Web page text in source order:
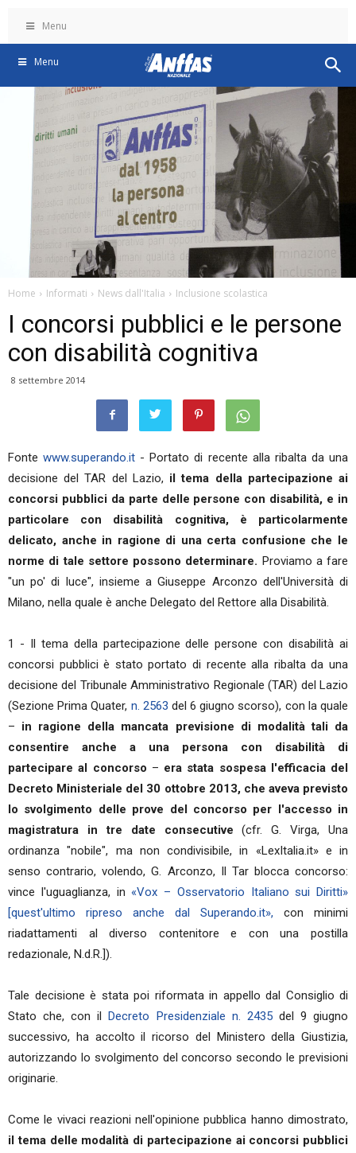
Menu
Menu
Home Informati News dall'Italia Inclusione scolastica
I concorsi pubblici e le persone
con disabilità cognitiva
8 settembre 2014
Fontewww.superando.it - Portato di recente alla ribalta da una
decisione del TAR del Lazio, il tema della partecipazione ai
concorsi pubblici da parte delle persone con disabilità, e in
particolare con disabilità cognitiva, è particolarmente
delicato, anche in ragione di una certa confusione che le
norme di tale settore possono determinare. Proviamo a fare
"un po' di luce", insieme a Giuseppe Arconzo dell'Università di
Milano, nella quale è anche Delegato del Rettore alla Disabilità.
1 - Il tema della partecipazione delle persone con disabilità ai
concorsi pubblici è stato portato di recente alla ribalta da una
decisione del Tribunale Amministrativo Regionale (TAR) del Lazio
(Sezione Prima Quater, n. 2563 del 6 giugno scorso), con la quale
– in ragione della mancata previsione di modalità tali da
consentire anche a una persona con disabilità di
partecipare al concorso – era stata sospesa l'efficacia del
Decreto Ministeriale del 30 ottobre 2013, che aveva previsto
lo svolgimento delle prove del concorso per l'accesso in
magistratura in tre date consecutive (cfr. G. Virga, Una
ordinanza "nobile", ma non condivisibile, in «LexItalia.it» e in
senso contrario, volendo, G. Arconzo, Il Tar blocca concorso:
vince l'uguaglianza, in «Vox – Osservatorio Italiano sui Diritti»
[quest'ultimo ripreso anche dal Superando.it», con minimi
riadattamenti al diverso contenitore e con una postilla
redazionale, N.d.R.]).
Tale decisione è stata poi riformata in appello dal Consiglio di
Stato che, con ilDecreto Presidenziale n. 2435del 9 giugno
successivo, ha accolto il ricorso del Ministero della Giustizia,
autorizzando lo svolgimento del concorso secondo le previsioni
originarie.
Come le vivaci reazioni nell'opinione pubblica hanno dimostrato,
il tema delle modalità di partecipazione ai concorsi pubblici